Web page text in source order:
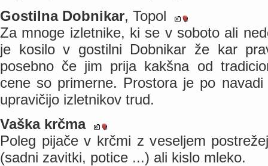
Gostilna Dobnikar, Topol
Za mnoge izletnike, ki se v soboto ali
je kosilo v gostilni Dobnikar že kar
posebno če jim prija kakšna od
cene so primerne. Prostora je po
upravičijo izletnikov trud.
Vaška krčma
Poleg pijače v krčmi z veseljem
(sadni zavitki, potice ...) ali kislo mleko.